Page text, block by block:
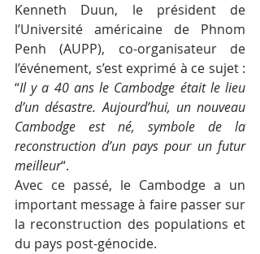
Kenneth Duun, le président de
l’Université américaine de Phnom
Penh (AUPP), co-organisateur de
l’événement, s’est exprimé à ce sujet :
“Il y a 40 ans le Cambodge était le lieu
d’un désastre. Aujourd’hui, un nouveau
Cambodge est né, symbole de la
reconstruction d’un pays pour un futur
meilleur“.
Avec ce passé, le Cambodge a un
important message à faire passer sur
la reconstruction des populations et
du pays post-génocide.